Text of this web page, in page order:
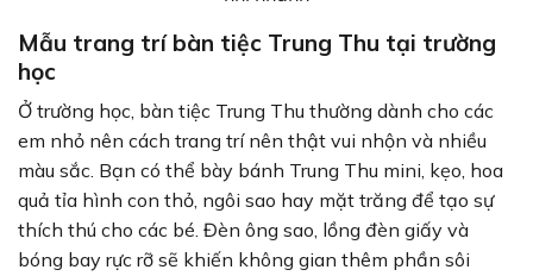
Mẫu trang trí bàn tiệc Trung Thu tại trường
học
Ở trường học, bàn tiệc Trung Thu thường dành cho các
em nhỏ nên cách trang trí nên thật vui nhộn và nhiều
màu sắc. Bạn có thể bày bánh Trung Thu mini, kẹo, hoa
quả tỉa hình con thỏ, ngôi sao hay mặt trăng để tạo sự
thích thú cho các bé. Đèn ông sao, lồng đèn giấy và
bóng bay rực rỡ sẽ khiến không gian thêm phần sôi